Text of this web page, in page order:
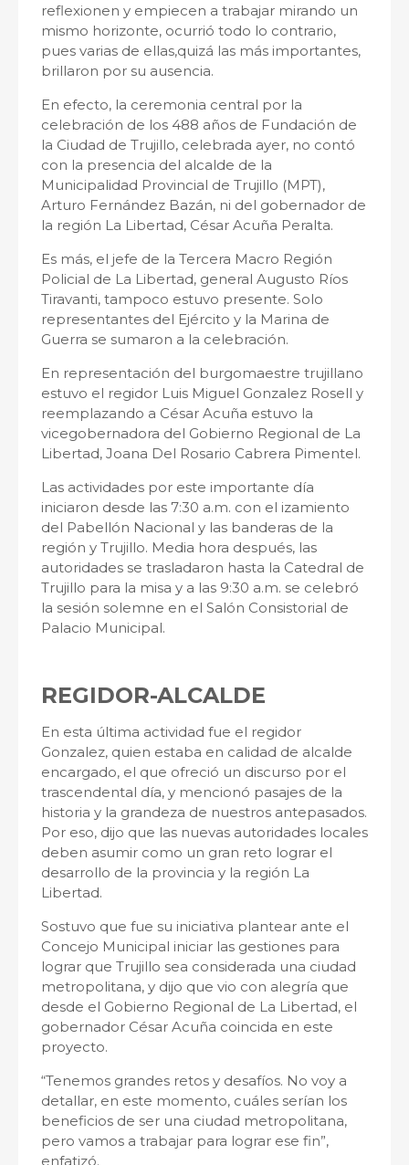
reflexionen y empiecen a trabajar mirando un
mismo horizonte, ocurrió todo lo contrario,
pues varias de ellas,quizá las más importantes,
brillaron por su ausencia.
En efecto, la ceremonia central por la
celebración de los 488 años de Fundación de
la Ciudad de Trujillo, celebrada ayer, no contó
con la presencia del alcalde de la
Municipalidad Provincial de Trujillo (MPT),
Arturo Fernández Bazán, ni del gobernador de
la región La Libertad, César Acuña Peralta.
Es más, el jefe de la Tercera Macro Región
Policial de La Libertad, general Augusto Ríos
Tiravanti, tampoco estuvo presente. Solo
representantes del Ejército y la Marina de
Guerra se sumaron a la celebración.
En representación del burgomaestre trujillano
estuvo el regidor Luis Miguel Gonzalez Rosell y
reemplazando a César Acuña estuvo la
vicegobernadora del Gobierno Regional de La
Libertad, Joana Del Rosario Cabrera Pimentel.
Las actividades por este importante día
iniciaron desde las 7:30 a.m. con el izamiento
del Pabellón Nacional y las banderas de la
región y Trujillo. Media hora después, las
autoridades se trasladaron hasta la Catedral de
Trujillo para la misa y a las 9:30 a.m. se celebró
la sesión solemne en el Salón Consistorial de
Palacio Municipal.
REGIDOR-ALCALDE
En esta última actividad fue el regidor
Gonzalez, quien estaba en calidad de alcalde
encargado, el que ofreció un discurso por el
trascendental día, y mencionó pasajes de la
historia y la grandeza de nuestros antepasados.
Por eso, dijo que las nuevas autoridades locales
deben asumir como un gran reto lograr el
desarrollo de la provincia y la región La
Libertad.
Sostuvo que fue su iniciativa plantear ante el
Concejo Municipal iniciar las gestiones para
lograr que Trujillo sea considerada una ciudad
metropolitana, y dijo que vio con alegría que
desde el Gobierno Regional de La Libertad, el
gobernador César Acuña coincida en este
proyecto.
“Tenemos grandes retos y desafíos. No voy a
detallar, en este momento, cuáles serían los
beneficios de ser una ciudad metropolitana,
pero vamos a trabajar para lograr ese fin”,
enfatizó.